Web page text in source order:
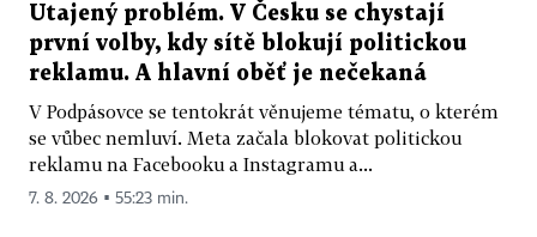
Utajený problém. V Česku se chystají
první volby, kdy sítě blokují politickou
reklamu. A hlavní oběť je nečekaná
V Podpásovce se tentokrát věnujeme tématu, o kterém
se vůbec nemluví. Meta začala blokovat politickou
reklamu na Facebooku a Instagramu a...
7. 8. 2026 ▪ 55:23 min.